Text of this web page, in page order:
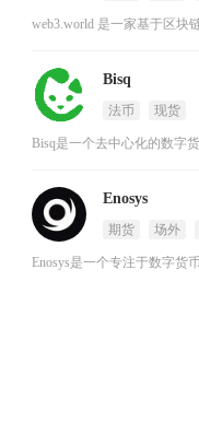
Bisq
法币 现货
Enosys
期货 场外